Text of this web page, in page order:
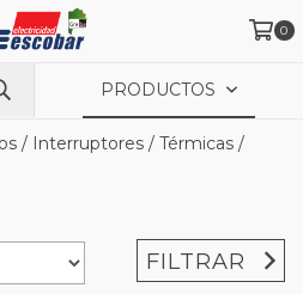
0
PRODUCTOS
/ Interruptores / Térmicas /
FILTRAR